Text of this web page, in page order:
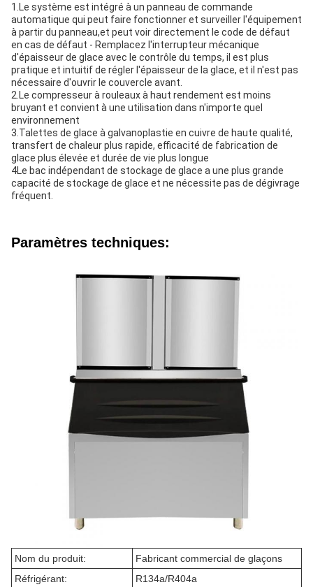
1.Le système est intégré à un panneau de commande
automatique qui peut faire fonctionner et surveiller l'équipement
à partir du panneau,et peut voir directement le code de défaut
en cas de défaut - Remplacez l'interrupteur mécanique
d'épaisseur de glace avec le contrôle du temps, il est plus
pratique et intuitif de régler l'épaisseur de la glace, et il n'est pas
nécessaire d'ouvrir le couvercle avant.
2.Le compresseur à rouleaux à haut rendement est moins
bruyant et convient à une utilisation dans n'importe quel
environnement
3.Talettes de glace à galvanoplastie en cuivre de haute qualité,
transfert de chaleur plus rapide, efficacité de fabrication de
glace plus élevée et durée de vie plus longue
4Le bac indépendant de stockage de glace a une plus grande
capacité de stockage de glace et ne nécessite pas de dégivrage
fréquent.
Paramètres techniques:
Nom du produit:
Fabricant commercial de glaçons
Réfrigérant:
R134a/R404a